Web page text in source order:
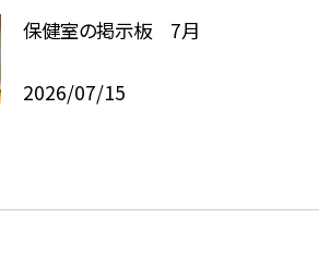
保健室の掲示板 7月
2026/07/15